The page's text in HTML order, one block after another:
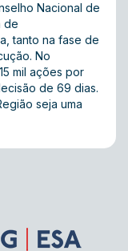
Nacional de
de
tanto na fase de
No
mil ações por
de 69 dias.
seja uma